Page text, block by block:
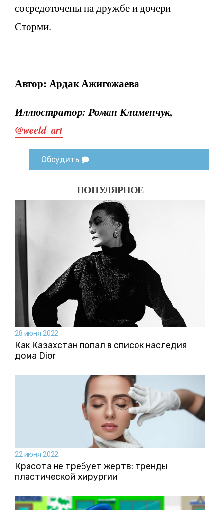
сосредоточены на дружбе и дочери
Сторми.
Автор: Ардак Ажигожаева
Иллюстратор: Роман Клименчук,
@weeld_art
Обсудить
ПОПУЛЯРНОЕ
28 июня 2022
Как Казахстан попал в список наследия
дома Dior
22 июня 2022
Красота не требует жертв: тренды
пластической хирургии